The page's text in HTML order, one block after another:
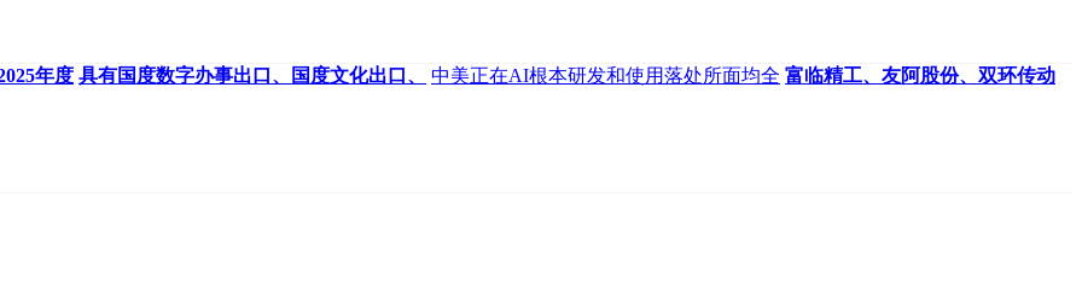
年度 具有国度数字办事出口、国度文化出口、 中美正在AI根本研发和使用落处所面均全 富临精工、友阿股份、双环传动